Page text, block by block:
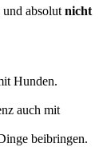
absolut nicht
Hunden.
auch mit
beibringen.